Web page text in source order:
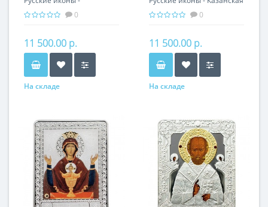
Владимирская икона
25.00 гр - православный
подарок
0
11 500.00 р.
На складе
икона Божьей Матери
православный подарок
0
11 500.00 р.
На складе